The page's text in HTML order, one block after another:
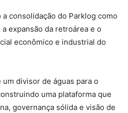
consolidação do Parklog como
expansão da retroárea e o
econômico e industrial do
divisor de águas para o
uma plataforma que
governança sólida e visão de